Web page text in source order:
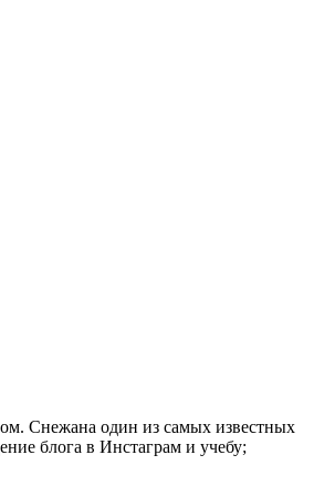
Снежана один из самых известных
блога в Инстаграм и учебу;